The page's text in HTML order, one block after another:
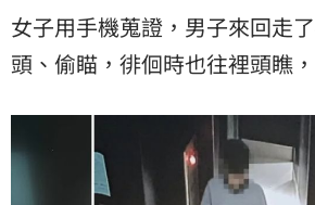
女子用手機蒐證，男子來回走
頭、偷瞄，徘佪時也往裡頭瞧